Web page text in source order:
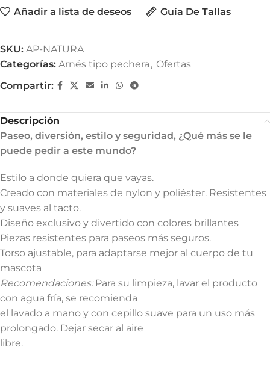
Añadir a lista de deseos
Guía De Tallas
SKU: AP-NATURA
Categorías: Arnés tipo pechera , Ofertas
Compartir:
Descripción
Paseo, diversión, estilo y seguridad, ¿Qué más se le
puede pedir a este mundo?
Estilo a donde quiera que vayas.
Creado con materiales de nylon y poliéster. Resistentes
y suaves al tacto.
Diseño exclusivo y divertido con colores brillantes
Piezas resistentes para paseos más seguros.
Torso ajustable, para adaptarse mejor al cuerpo de tu
mascota
Recomendaciones:Para su limpieza, lavar el producto
con agua fría, se recomienda
el lavado a mano y con cepillo suave para un uso más
prolongado. Dejar secar al aire
libre.